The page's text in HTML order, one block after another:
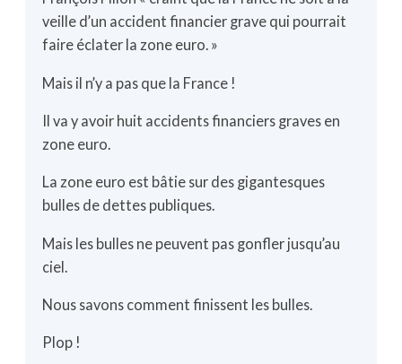
veille d’un accident financier grave qui pourrait
faire éclater la zone euro. »
Mais il n’y a pas que la France !
Il va y avoir huit accidents financiers graves en
zone euro.
La zone euro est bâtie sur des gigantesques
bulles de dettes publiques.
Mais les bulles ne peuvent pas gonfler jusqu’au
ciel.
Nous savons comment finissent les bulles.
Plop !